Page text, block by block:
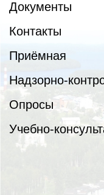
Документы
Контакты
Приёмная
Надзорно-
Опросы
Учебно-